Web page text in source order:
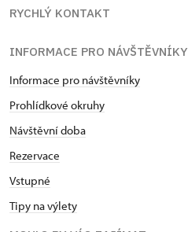
RYCHLÝ KONTAKT
INFORMACE PRO NÁVŠTĚVNÍKY
Informace pro návštěvníky
Prohlídkové okruhy
Návštěvní doba
Rezervace
Vstupné
Tipy na výlety